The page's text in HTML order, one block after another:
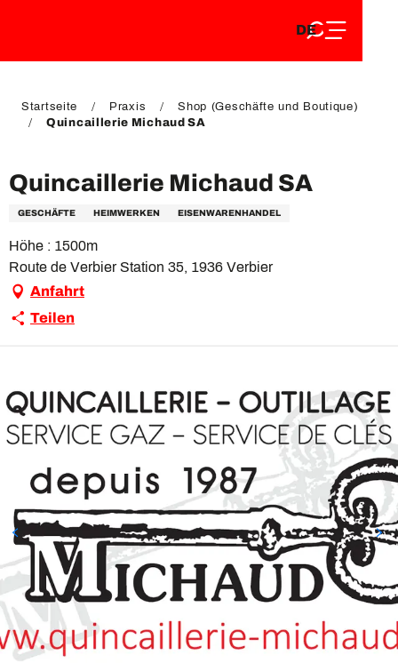
EN
DE
FR
Startseite Praxis
Shop (Geschäfte und Boutique)
Quincaillerie Michaud SA
Quincaillerie Michaud SA
GESCHÄFTE HEIMWERKEN EISENWARENHANDEL
Höhe : 1500m
Route de Verbier Station 35, 1936 Verbier
Anfahrt
Teilen